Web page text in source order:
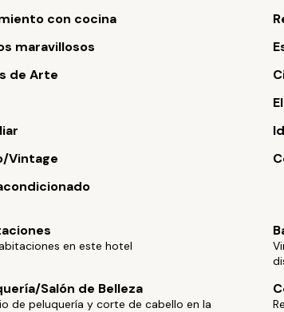
con cocina
maravillosos
de Arte
Vintage
en este hotel
Salón de Belleza
de peluquería y corte de cabello en la